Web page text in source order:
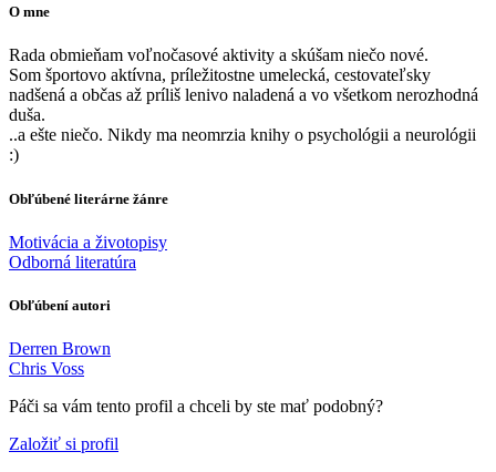
O mne
Rada obmieňam voľnočasové aktivity a skúšam niečo nové.
Som športovo aktívna, príležitostne umelecká, cestovateľsky
nadšená a občas až príliš lenivo naladená a vo všetkom nerozhodná
duša.
..a ešte niečo. Nikdy ma neomrzia knihy o psychológii a neurológii
:)
Obľúbené literárne žánre
Motivácia a životopisy
Odborná literatúra
Obľúbení autori
Derren Brown
Chris Voss
Páči sa vám tento profil a chceli by ste mať podobný?
Založiť si profil